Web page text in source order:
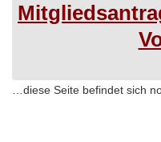
…diese Seite befindet sich